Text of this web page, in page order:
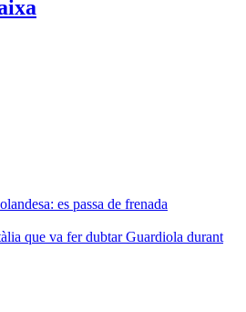
es passa de frenada
que va fer dubtar Guardiola durant